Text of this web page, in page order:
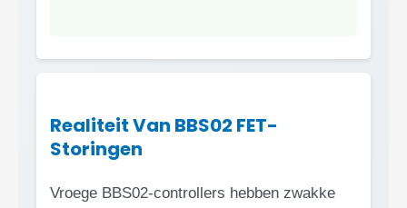
Realiteit Van BBS02 FET-
Storingen
Vroege BBS02-controllers hebben zwakke